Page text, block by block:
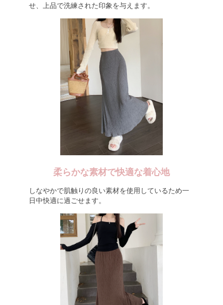
せ、上品で洗練された印象を与えます。
柔らかな素材で快適な着心地
しなやかで肌触りの良い素材を使用しているため一
日中快適に過ごせます。